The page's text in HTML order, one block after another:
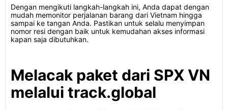
Dengan mengikuti langkah-langkah ini, Anda dapat dengan
mudah memonitor perjalanan barang dari Vietnam hingga
sampai ke tangan Anda. Pastikan untuk selalu menyimpan
nomor resi dengan baik untuk kemudahan akses informasi
kapan saja dibutuhkan.
Melacak paket dari SPX VN
melalui track.global